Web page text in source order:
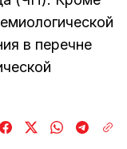
в перечне